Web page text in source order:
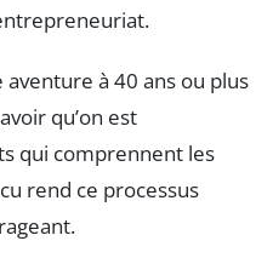
à 40 ans ou plus
qu’on est
qui comprennent les
rend ce processus